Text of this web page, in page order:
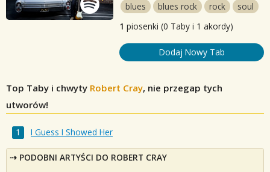
blues
blues rock rock
soul
1 piosenki (0 Taby i 1 akordy)
Dodaj Nowy Tab
Top Taby i chwyty Robert Cray, nie przegap tych
utworów!
I Guess I Showed Her
PODOBNI ARTYŚCI DO ROBERT CRAY